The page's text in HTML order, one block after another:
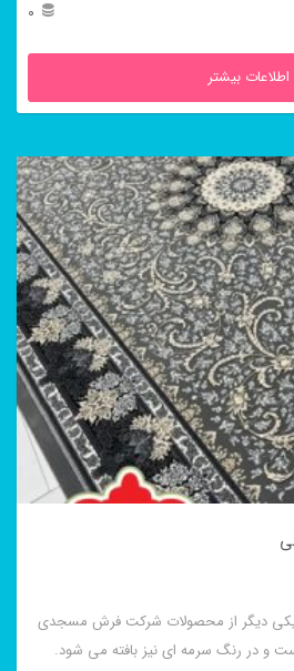
0
اطلاعات بیشتر
فیلی یکی دیگر از محصولات شرکت فرش مسجدی
و در رنگ سرمه ای نیز بافته می شود.